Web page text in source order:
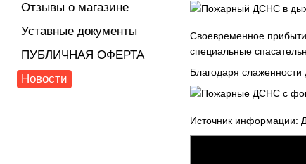
Своевременное
специальные
Благодаря
Источник информации:
Отзывы о магазине
Уставные документы
ПУБЛИЧНАЯ ОФЕРТА
Новости